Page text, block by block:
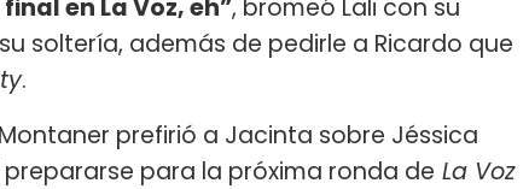
en La Voz, eh”, bromeó Lali con su
soltería, además de pedirle a Ricardo que
.
prefirió a Jacinta sobre Jéssica
para la próxima ronda de La Voz